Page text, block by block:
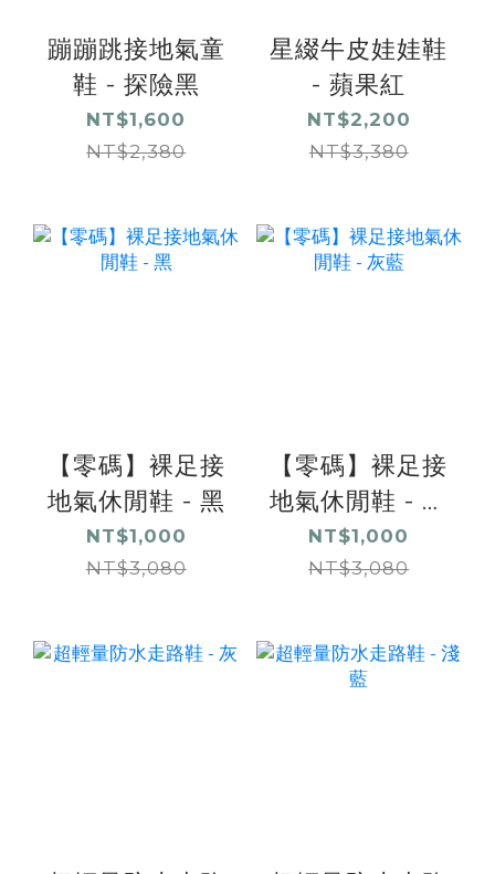
蹦蹦跳接地氣童
鞋 - 探險黑
NT$1,600
NT$2,380
星綴牛皮娃娃鞋
- 蘋果紅
NT$2,200
NT$3,380
【零碼】裸足接
地氣休閒鞋 - 黑
NT$1,000
NT$3,080
【零碼】裸足接
地氣休閒鞋 - 灰
藍
NT$1,000
NT$3,080